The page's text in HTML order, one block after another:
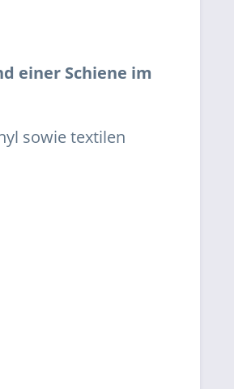
einer Schiene im
sowie textilen